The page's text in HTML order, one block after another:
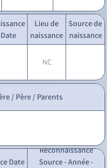
Date
Lieu de
naissance
Source de
naissance
NC
/ Père / Parents
Date
Reconnaissance
Source - Année -